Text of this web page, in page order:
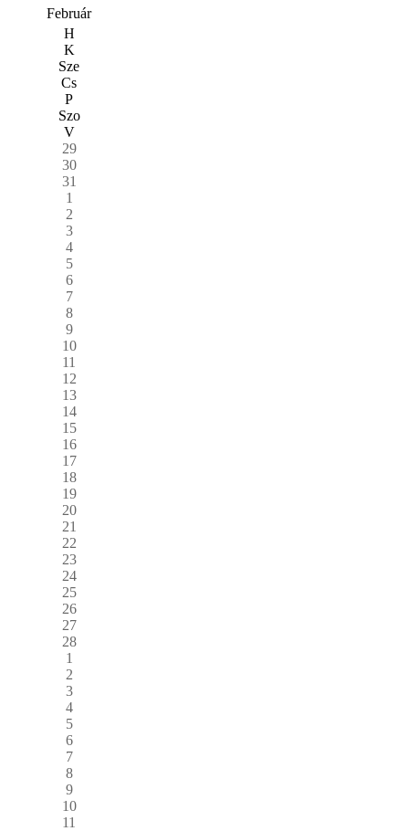
Február
H
K
Sze
Cs
P
Szo
V
29
30
31
1
2
3
4
5
6
7
8
9
10
11
12
13
14
15
16
17
18
19
20
21
22
23
24
25
26
27
28
1
2
3
4
5
6
7
8
9
10
11